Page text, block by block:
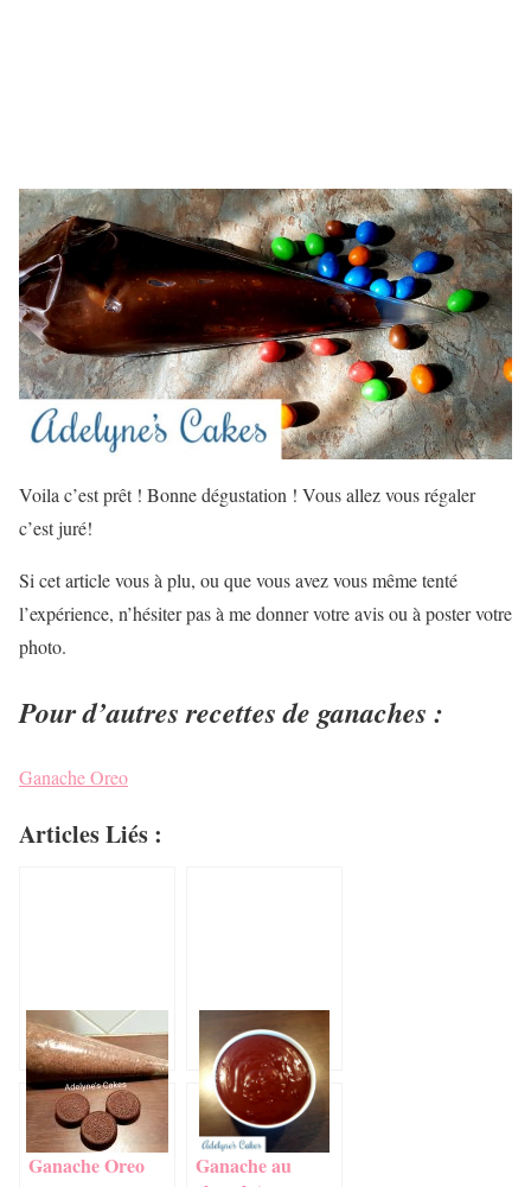
Voila c’est prêt ! Bonne dégustation ! Vous allez vous régaler
c’est juré!
Si cet article vous à plu, ou que vous avez vous même tenté
l’expérience, n’hésiter pas à me donner votre avis ou à poster votre
photo.
Pour d’autres recettes de ganaches :
Ganache Oreo
Articles Liés :
Ganache Oreo
Ganache au